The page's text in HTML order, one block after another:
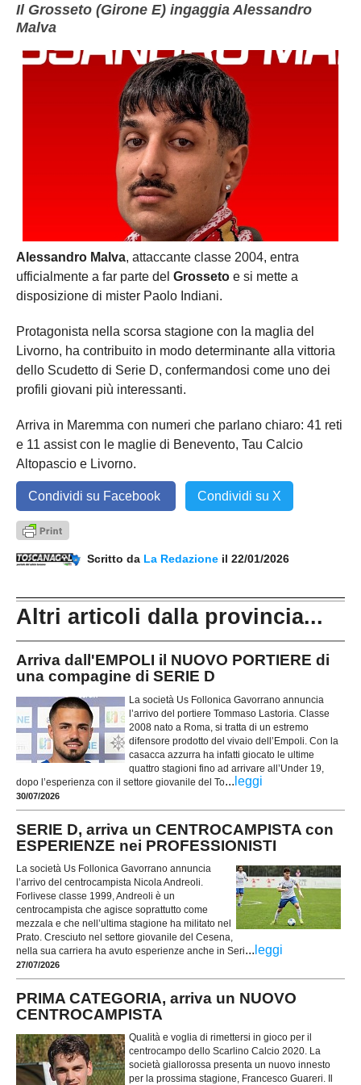
Il Grosseto (Girone E) ingaggia Alessandro
Malva
Alessandro Malva, attaccante classe 2004, entra
ufficialmente a far parte del Grosseto e si mette a
disposizione di mister Paolo Indiani.
Protagonista nella scorsa stagione con la maglia del
Livorno, ha contribuito in modo determinante alla vittoria
dello Scudetto di Serie D, confermandosi come uno dei
profili giovani più interessanti.
Arriva in Maremma con numeri che parlano chiaro: 41 reti
e 11 assist con le maglie di Benevento, Tau Calcio
Altopascio e Livorno.
Condividi su Facebook Condividi su X
Scritto da La Redazione il 22/01/2026
Altri articoli dalla provincia...
Arriva dall'EMPOLI il NUOVO PORTIERE di
una compagine di SERIE D
La società Us Follonica Gavorrano annuncia
l’arrivo del portiere Tommaso Lastoria. Classe
2008 nato a Roma, si tratta di un estremo
difensore prodotto del vivaio dell’Empoli. Con la
casacca azzurra ha infatti giocato le ultime
quattro stagioni fino ad arrivare all’Under 19,
dopo l’esperienza con il settore giovanile del To... leggi
30/07/2026
SERIE D, arriva un CENTROCAMPISTA con
ESPERIENZE nei PROFESSIONISTI
La società Us Follonica Gavorrano annuncia
l’arrivo del centrocampista Nicola Andreoli.
Forlivese classe 1999, Andreoli è un
centrocampista che agisce soprattutto come
mezzala e che nell’ultima stagione ha militato nel
Prato. Cresciuto nel settore giovanile del Cesena,
nella sua carriera ha avuto esperienze anche in Seri... leggi
27/07/2026
PRIMA CATEGORIA, arriva un NUOVO
CENTROCAMPISTA
Qualità e voglia di rimettersi in gioco per il
centrocampo dello Scarlino Calcio 2020. La
società giallorossa presenta un nuovo innesto
per la prossima stagione, Francesco Guareri. Il